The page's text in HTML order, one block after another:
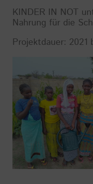
KINDER IN NOT
Nahrung für die
Projektdauer: 2021